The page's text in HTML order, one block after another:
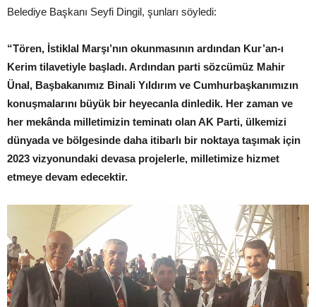
Belediye Başkanı Seyfi Dingil, şunları söyledi:
“Tören, İstiklal Marşı’nın okunmasının ardından Kur’an-ı
Kerim tilavetiyle başladı. Ardından parti sözcümüz Mahir
Ünal, Başbakanımız Binali Yıldırım ve Cumhurbaşkanımızın
konuşmalarını büyük bir heyecanla dinledik. Her zaman ve
her mekânda milletimizin teminatı olan AK Parti, ülkemizi
dünyada ve bölgesinde daha itibarlı bir noktaya taşımak için
2023 vizyonundaki devasa projelerle, milletimize hizmet
etmeye devam edecektir.